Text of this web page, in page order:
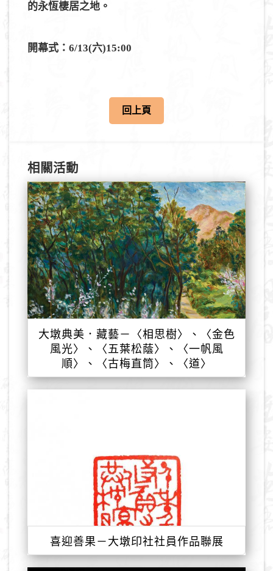
的永恆棲居之地。
開幕式：6/13(六)15:00
回上頁
相關活動
大墩典美．藏藝－〈相思樹〉、〈金色
風光〉、〈五葉松蔭〉、〈一帆風
順〉、〈古梅直筒〉、〈道〉
喜迎善果－大墩印社社員作品聯展